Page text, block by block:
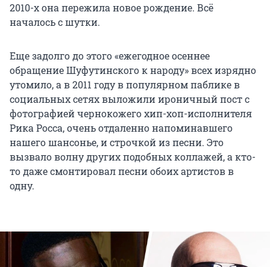
2010-х она пережила новое рождение. Всё
началось с шутки.
Еще задолго до этого «ежегодное осеннее
обращение Шуфутинского к народу» всех изрядно
утомило, а в 2011 году в популярном паблике в
социальных сетях выложили ироничный пост с
фотографией чернокожего хип-хоп-исполнителя
Рика Росса, очень отдаленно напоминавшего
нашего шансонье, и строчкой из песни. Это
вызвало волну других подобных коллажей, а кто-
то даже смонтировал песни обоих артистов в
одну.